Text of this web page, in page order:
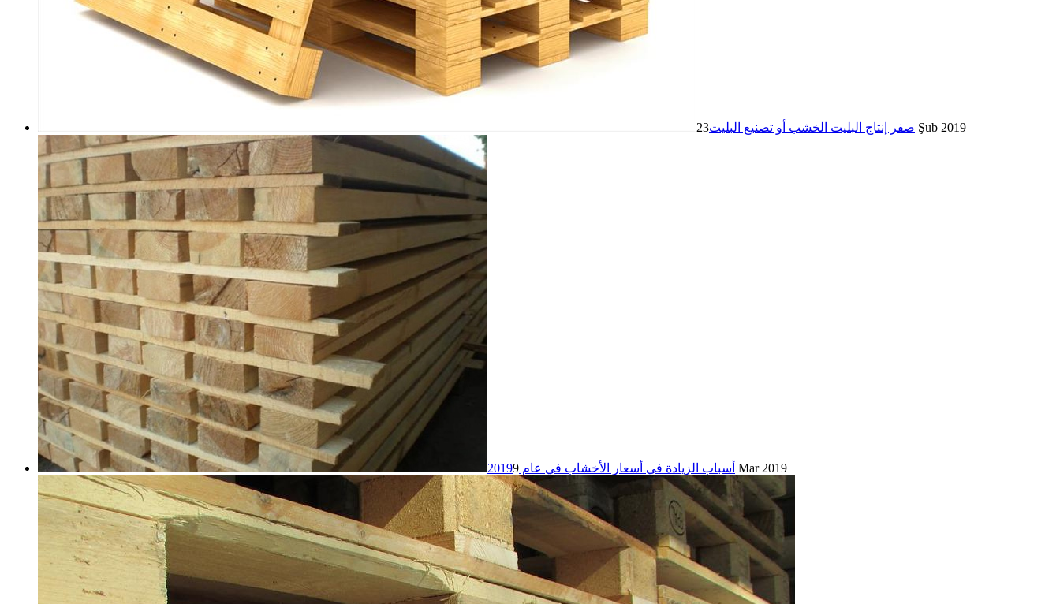
صفر إنتاج البليت الخشب أو تصنيع البليت 23 Şub 2019
أسباب الزيادة في أسعار الأخشاب في عام 2019 9 Mar 2019